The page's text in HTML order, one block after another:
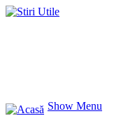
Show Menu